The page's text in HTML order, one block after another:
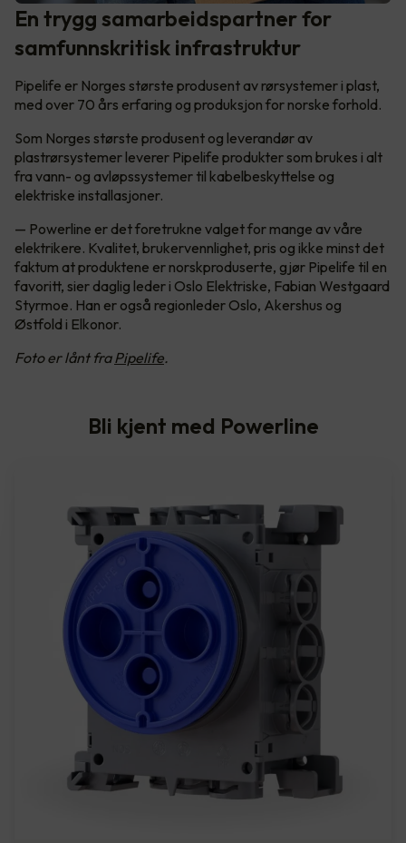
En trygg samarbeidspartner for
samfunnskritisk infrastruktur
Pipelife er Norges største produsent av rørsystemer i plast,
med over 70 års erfaring og produksjon for norske forhold.
Som Norges største produsent og leverandør av
plastrørsystemer leverer Pipelife produkter som brukes i alt
fra vann- og avløpssystemer til kabelbeskyttelse og
elektriske installasjoner.
— Powerline er det foretrukne valget for mange av våre
elektrikere. Kvalitet, brukervennlighet, pris og ikke minst det
faktum at produktene er norskproduserte, gjør Pipelife til en
favoritt, sier daglig leder i Oslo Elektriske, Fabian Westgaard
Styrmoe. Han er også regionleder Oslo, Akershus og
Østfold i Elkonor.
Foto er lånt fraPipelife.
Bli kjent med Powerline